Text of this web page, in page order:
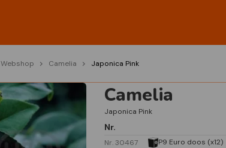
Webshop Camelia Japonica Pink
Camelia
Japonica Pink
Nr.
Nr. 30467 P9 Euro doos (x12)